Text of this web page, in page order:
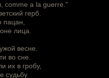
comme a la guerre."
герб.
пацан,
лица.
весне.
во сне.
их в гробу,
судьбу.